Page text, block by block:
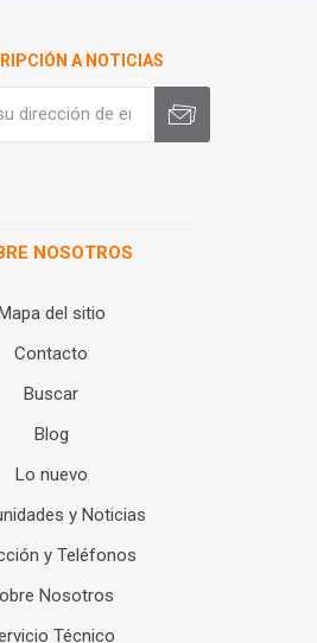
A NOTICIAS
NOSOTROS
del sitio
Contacto
Buscar
Blog
Lo nuevo
y Noticias
y Teléfonos
Nosotros
Técnico